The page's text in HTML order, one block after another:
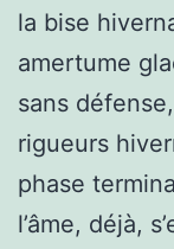
la bise
amertume
sans
rigueurs
phase
l’âme, déjà,